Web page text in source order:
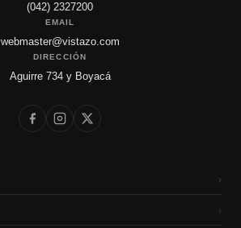
(042) 2327200
EMAIL
webmaster@vistazo.com
DIRECCIÓN
Aguirre 734 y Boyacá
›
›